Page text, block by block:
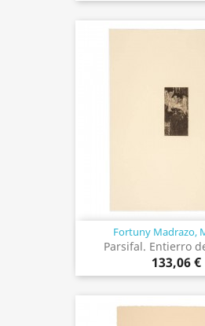
Fortuny Madrazo,
Parsifal. Entierro
133,06 €